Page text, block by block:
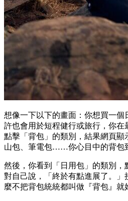
想像一下以下的畫面：你想買一
許也會用於短程健行或旅行，你在
點擊「背包」的類別，結果網頁顯
山包、筆電包……你心目中的背包
然後，你看到「日用包」的類別
對自己說，「終於有點進展了。
麼不把背包統統都叫做『背包』就